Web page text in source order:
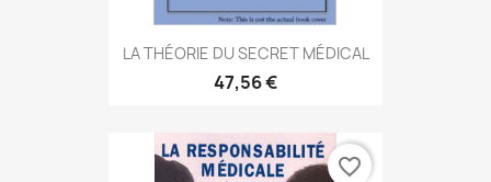
LA THÉORIE DU SECRET MÉDICAL
47,56 €
favorite_border